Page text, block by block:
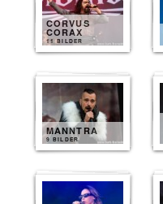
CORVUS
CORAX
11 BILDER
MANNTRA
9 BILDER